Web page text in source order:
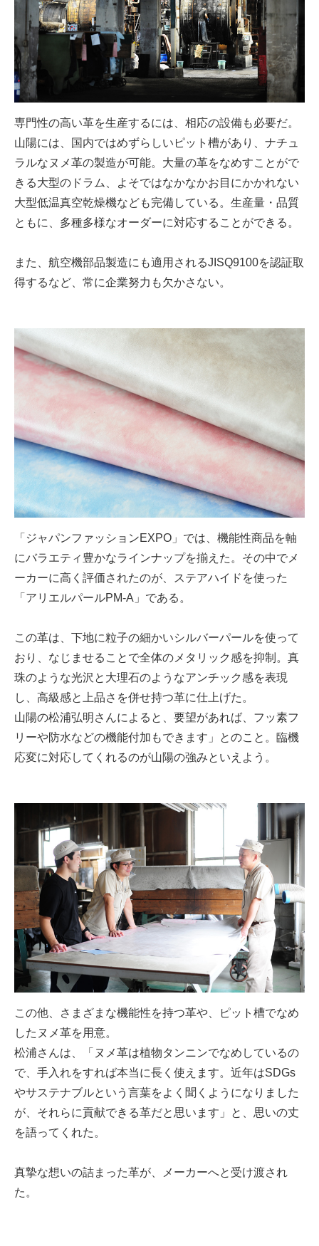
専門性の高い革を生産するには、相応の設備も必要だ。
山陽には、国内ではめずらしいピット槽があり、ナチュ
ラルなヌメ革の製造が可能。大量の革をなめすことがで
きる大型のドラム、よそではなかなかお目にかかれない
大型低温真空乾燥機なども完備している。生産量・品質
ともに、多種多様なオーダーに対応することができる。
また、航空機部品製造にも適用されるJISQ9100を認証取
得するなど、常に企業努力も欠かさない。
「ジャパンファッションEXPO」では、機能性商品を軸
にバラエティ豊かなラインナップを揃えた。その中でメ
ーカーに高く評価されたのが、ステアハイドを使った
「アリエルパールPM-A」である。
この革は、下地に粒子の細かいシルバーパールを使って
おり、なじませることで全体のメタリック感を抑制。真
珠のような光沢と大理石のようなアンチック感を表現
し、高級感と上品さを併せ持つ革に仕上げた。
山陽の松浦弘明さんによると、要望があれば、フッ素フ
リーや防水などの機能付加もできます」とのこと。臨機
応変に対応してくれるのが山陽の強みといえよう。
この他、さまざまな機能性を持つ革や、ピット槽でなめ
したヌメ革を用意。
松浦さんは、「ヌメ革は植物タンニンでなめしているの
で、手入れをすれば本当に長く使えます。近年はSDGs
やサステナブルという言葉をよく聞くようになりました
が、それらに貢献できる革だと思います」と、思いの丈
を語ってくれた。
真摯な想いの詰まった革が、メーカーへと受け渡され
た。